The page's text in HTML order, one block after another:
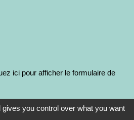
ici pour afficher le formulaire de
you control over what you want